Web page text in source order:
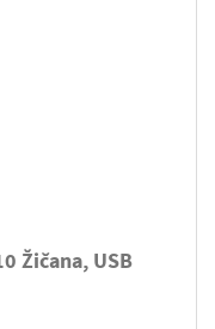
Žičana, USB